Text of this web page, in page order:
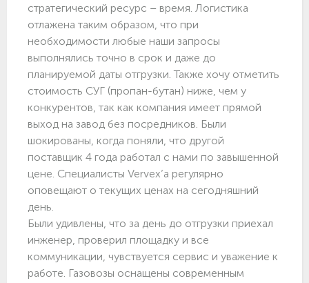
стратегический ресурс ­– время. Логистика
отлажена таким образом, что при
необходимости любые наши запросы
выполнялись точно в срок и даже до
планируемой даты отгрузки. Также хочу отметить
стоимость СУГ (пропан-бутан) ниже, чем у
конкурентов, так как компания имеет прямой
выход на завод без посредников. Были
шокированы, когда поняли, что другой
поставщик 4 года работал с нами по завышенной
цене. Специалисты Vervex’а регулярно
оповещают о текущих ценах на сегодняшний
день.
Были удивлены, что за день до отгрузки приехал
инженер, проверил площадку и все
коммуникации, чувствуется сервис и уважение к
работе. Газовозы оснащены современным